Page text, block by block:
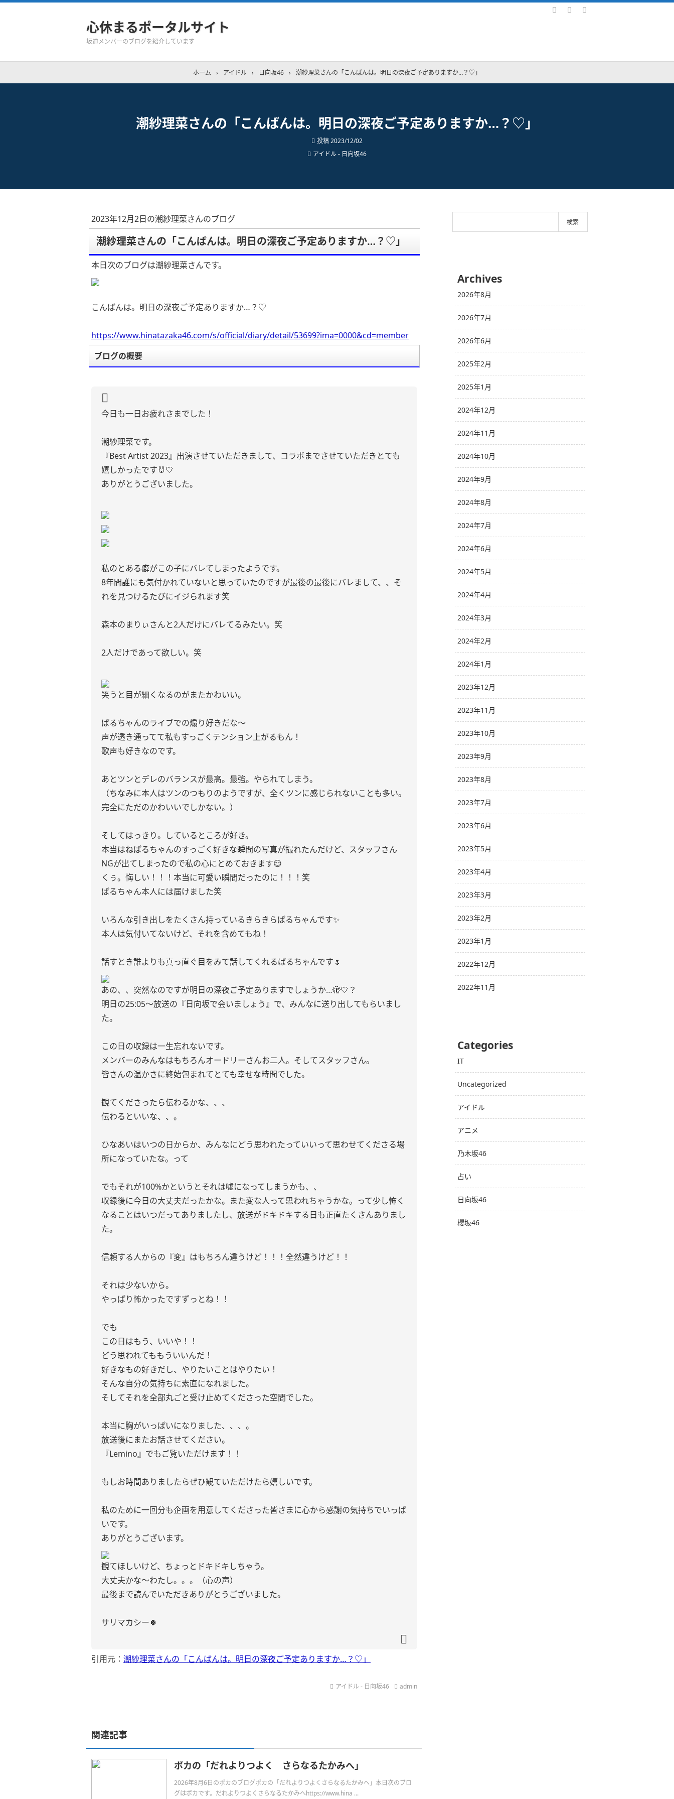
心休まるポータルサイト
坂道メンバーのブログを紹介しています
ホーム › アイドル › 日向坂46 › 潮紗理菜さんの「こんばんは。明日の深夜ご予定ありますか…？♡」
潮紗理菜さんの「こんばんは。明日の深夜ご予定ありますか…？♡」
投稿2023/12/02
アイドル - 日向坂46
2023年12月2日の潮紗理菜さんのブログ
潮紗理菜さんの「こんばんは。明日の深夜ご予定ありますか…？♡」
本日次のブログは潮紗理菜さんです。
こんばんは。明日の深夜ご予定ありますか…？♡
https://www.hinatazaka46.com/s/official/diary/detail/53699?ima=0000&cd=member
ブログの概要
今日も一日お疲れさまでした！
潮紗理菜です。
『Best Artist 2023』出演させていただきまして、コラボまでさせていただきとても
嬉しかったです🐰🤍
ありがとうございました。
私のとある癖がこの子にバレてしまったようです。
8年間誰にも気付かれていないと思っていたのですが最後の最後にバレまして、、そ
れを見つけるたびにイジられます笑
森本のまりぃさんと2人だけにバレてるみたい。笑
2人だけであって欲しい。笑
笑うと目が細くなるのがまたかわいい。
ぱるちゃんのライブでの煽り好きだな〜
声が透き通ってて私もすっごくテンション上がるもん！
歌声も好きなのです。
あとツンとデレのバランスが最高。最強。やられてしまう。
（ちなみに本人はツンのつもりのようですが、全くツンに感じられないことも多い。
完全にただのかわいいでしかない。）
そしてはっきり。しているところが好き。
本当はねぱるちゃんのすっごく好きな瞬間の写真が撮れたんだけど、スタッフさん
NGが出てしまったので私の心にとめておきます😌
くぅ。悔しい！！！本当に可愛い瞬間だったのに！！！笑
ぱるちゃん本人には届けました笑
いろんな引き出しをたくさん持っているきらきらぱるちゃんです✨
本人は気付いてないけど、それを含めてもね！
話すとき誰よりも真っ直ぐ目をみて話してくれるぱるちゃんです🌷
あの、、突然なのですが明日の深夜ご予定ありますでしょうか…🫣🤍？
明日の25:05〜放送の『日向坂で会いましょう』で、みんなに送り出してもらいまし
た。
この日の収録は一生忘れないです。
メンバーのみんなはもちろんオードリーさんお二人。そしてスタッフさん。
皆さんの温かさに終始包まれてとても幸せな時間でした。
観てくださったら伝わるかな、、、
伝わるといいな、、。
ひなあいはいつの日からか、みんなにどう思われたっていいって思わせてくださる場
所になっていたな。って
でもそれが100%かというとそれは嘘になってしまうかも、、
収録後に今日の大丈夫だったかな。また変な人って思われちゃうかな。って少し怖く
なることはいつだってありましたし、放送がドキドキする日も正直たくさんありまし
た。
信頼する人からの『変』はもちろん違うけど！！！全然違うけど！！
それは少ないから。
やっぱり怖かったですずっとね！！
でも
この日はもう、いいや！！
どう思われてももういいんだ！
好きなもの好きだし、やりたいことはやりたい！
そんな自分の気持ちに素直になれました。
そしてそれを全部丸ごと受け止めてくださった空間でした。
本当に胸がいっぱいになりました、、、。
放送後にまたお話させてください。
『Lemino』でもご覧いただけます！！
もしお時間ありましたらぜひ観ていただけたら嬉しいです。
私のために一回分も企画を用意してくださった皆さまに心から感謝の気持ちでいっぱ
いです。
ありがとうございます。
観てほしいけど、ちょっとドキドキしちゃう。
大丈夫かな〜わたし。。。（心の声）
最後まで読んでいただきありがとうございました。
サリマカシー🍀
引用元： 潮紗理菜さんの「こんばんは。明日の深夜ご予定ありますか…？♡」
アイドル - 日向坂46 admin
関連記事
ポカの「だれよりつよく さらなるたかみへ」
2026年8月6日のポカのブログポカの「だれよりつよくさらなるたかみへ」本日次のブロ
グはポカです。だれよりつよくさらなるたかみへhttps://www.hina ...
Archives
2026年8月
2026年7月
2026年6月
2025年2月
2025年1月
2024年12月
2024年11月
2024年10月
2024年9月
2024年8月
2024年7月
2024年6月
2024年5月
2024年4月
2024年3月
2024年2月
2024年1月
2023年12月
2023年11月
2023年10月
2023年9月
2023年8月
2023年7月
2023年6月
2023年5月
2023年4月
2023年3月
2023年2月
2023年1月
2022年12月
2022年11月
Categories
IT
Uncategorized
アイドル
アニメ
乃木坂46
占い
日向坂46
櫻坂46